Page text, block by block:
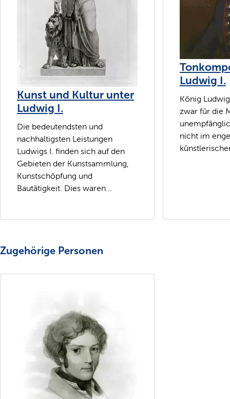
Kunst und Kultur unter
Ludwig I.
Die bedeutendsten und
nachhaltigsten Leistungen
Ludwigs I. finden sich auf den
Gebieten der Kunstsammlung,
Kunstschöpfung und
Bautätigkeit. Dies waren...
Ludwig I.
König
zwar für die
nicht im
Zugehörige Personen